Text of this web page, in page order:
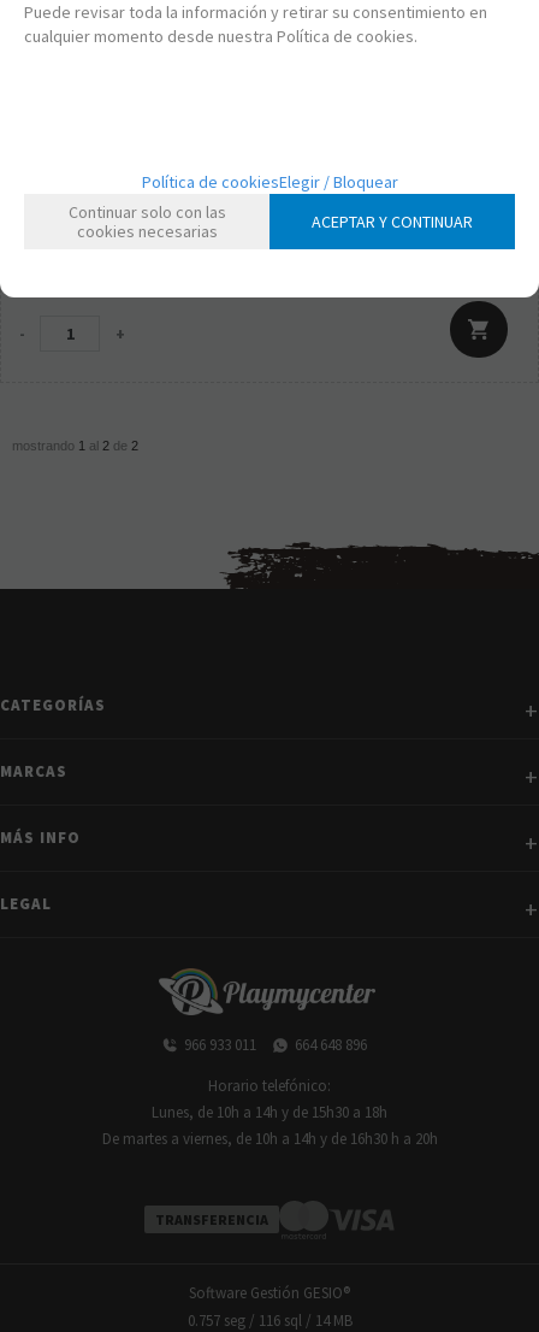
FUNKO POP! SPY X FAMILY - LOID FORGER
15,95€
- +
mostrando 1 al 2 de 2
CATEGORÍAS
MARCAS
MÁS INFO
LEGAL
966 933 011 664 648 896
Horario telefónico:
Lunes, de 10h a 14h y de 15h30 a 18h
De martes a viernes, de 10h a 14h y de 16h30 h a 20h
TRANSFERENCIA
Software Gestión GESIO®
0.757 seg / 116 sql/ 14 MB
Puede revisar toda la información y retirar su consentimiento en
cualquier momento desde nuestra Política de cookies.
Política de cookiesElegir / Bloquear
Continuar solo con las
cookies necesarias
ACEPTAR Y CONTINUAR